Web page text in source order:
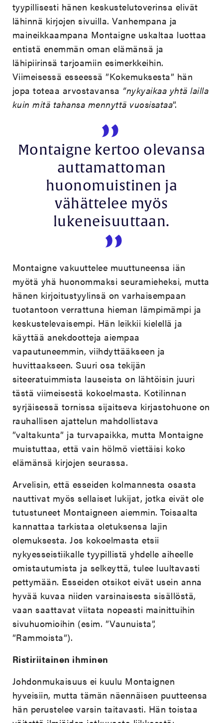
tyypillisesti hänen keskustelutoverinsa elivät
lähinnä kirjojen sivuilla. Vanhempana ja
maineikkaampana Montaigne uskaltaa luottaa
entistä enemmän oman elämänsä ja
lähipiirinsä tarjoamiin esimerkkeihin.
Viimeisessä esseessä ”Kokemuksesta” hän
jopa toteaa arvostavansa ”nykyaikaa yhtä lailla
kuin mitä tahansa mennyttä vuosisataa”.
Montaigne kertoo olevansa
auttamattoman
huonomuistinen ja
vähättelee myös
lukeneisuuttaan.
Montaigne vakuuttelee muuttuneensa iän
myötä yhä huonommaksi seuramieheksi, mutta
hänen kirjoitustyylinsä on varhaisempaan
tuotantoon verrattuna hieman lämpimämpi ja
keskustelevaisempi. Hän leikkii kielellä ja
käyttää anekdootteja aiempaa
vapautuneemmin, viihdyttääkseen ja
huvittaakseen. Suuri osa tekijän
siteeratuimmista lauseista on lähtöisin juuri
tästä viimeisestä kokoelmasta. Kotilinnan
syrjäisessä tornissa sijaitseva kirjastohuone on
rauhallisen ajattelun mahdollistava
”valtakunta” ja turvapaikka, mutta Montaigne
muistuttaa, että vain hölmö viettäisi koko
elämänsä kirjojen seurassa.
Arvelisin, että esseiden kolmannesta osasta
nauttivat myös sellaiset lukijat, jotka eivät ole
tutustuneet Montaigneen aiemmin. Toisaalta
kannattaa tarkistaa oletuksensa lajin
olemuksesta. Jos kokoelmasta etsii
nykyesseistiikalle tyypillistä yhdelle aiheelle
omistautumista ja selkeyttä, tulee luultavasti
pettymään. Esseiden otsikot eivät usein anna
hyvää kuvaa niiden varsinaisesta sisällöstä,
vaan saattavat viitata nopeasti mainittuihin
sivuhuomioihin (esim. ”Vaunuista”,
”Rammoista”).
Ristiriitainen ihminen
Johdonmukaisuus ei kuulu Montaignen
hyveisiin, mutta tämän näennäisen puutteensa
hän perustelee varsin taitavasti. Hän toistaa